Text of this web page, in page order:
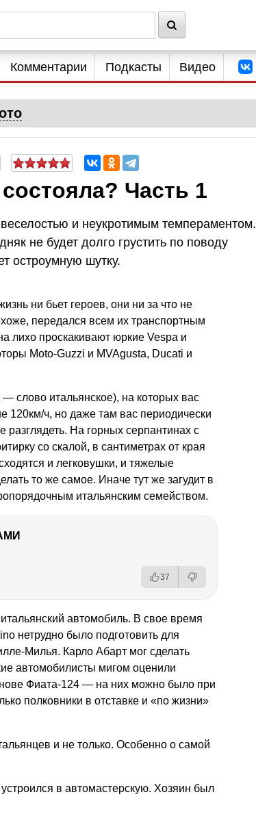
Комментарии Подкасты Видео
Часть 1
и неукротимым темпераментом.
не будет долго грустить по поводу
остроумную шутку.
ни бьет героев, они ни за что не
передался всем их транспортным
лихо проскакивают юркие Vespа и
Moto-Guzzi и MVAgusta, Ducati и
слово итальянское), на которых вас
120км/ч, но даже там вас периодически
разглядеть. На горных серпантинах с
со скалой, в сантиметрах от края
и легковушки, и тяжелые
то же самое. Иначе тут же загудит в
итальянским семейством.
37
автомобиль. В свое время
нетрудно было подготовить для
Милья. Карло Абарт мог сделать
автомобилисты мигом оценили
Фиата-124 — на них можно было при
полковники в отставке и «по жизни»
и не только. Особенно о самой
в автомастерскую. Хозяин был